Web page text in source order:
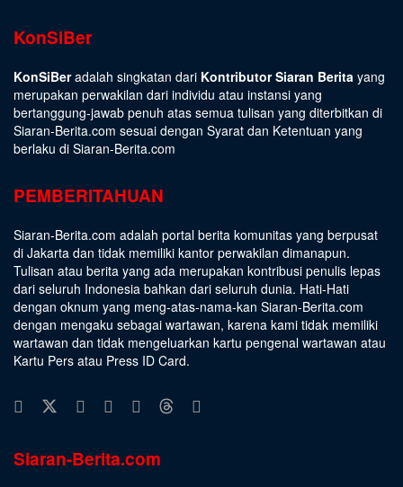
KonSiBer
KonSiBeradalah singkatan dari Kontributor Siaran Berita yang
merupakan perwakilan dari individu atau instansi yang
bertanggung-jawab penuh atas semua tulisan yang diterbitkan di
Siaran-Berita.com sesuai dengan Syarat dan Ketentuan yang
berlaku di Siaran-Berita.com
PEMBERITAHUAN
Siaran-Berita.com adalah portal berita komunitas yang berpusat
di Jakarta dan tidak memiliki kantor perwakilan dimanapun.
Tulisan atau berita yang ada merupakan kontribusi penulis lepas
dari seluruh Indonesia bahkan dari seluruh dunia. Hati-Hati
dengan oknum yang meng-atas-nama-kan Siaran-Berita.com
dengan mengaku sebagai wartawan, karena kami tidak memiliki
wartawan dan tidak mengeluarkan kartu pengenal wartawan atau
Kartu Pers atau Press ID Card.
Siaran-Berita.com